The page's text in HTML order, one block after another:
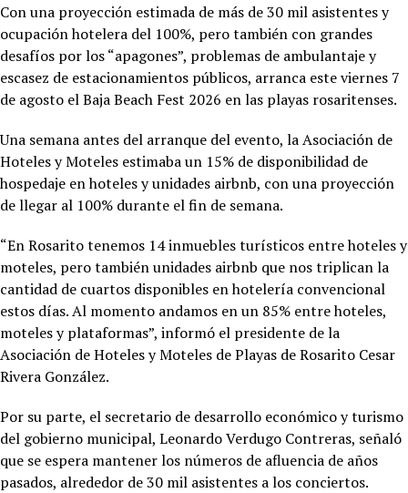
Con una proyección estimada de más de 30 mil asistentes y
ocupación hotelera del 100%, pero también con grandes
desafíos por los “apagones”, problemas de ambulantaje y
escasez de estacionamientos públicos, arranca este viernes 7
de agosto el Baja Beach Fest 2026 en las playas rosaritenses.
Una semana antes del arranque del evento, la Asociación de
Hoteles y Moteles estimaba un 15% de disponibilidad de
hospedaje en hoteles y unidades airbnb, con una proyección
de llegar al 100% durante el fin de semana.
“En Rosarito tenemos 14 inmuebles turísticos entre hoteles y
moteles, pero también unidades airbnb que nos triplican la
cantidad de cuartos disponibles en hotelería convencional
estos días. Al momento andamos en un 85% entre hoteles,
moteles y plataformas”, informó el presidente de la
Asociación de Hoteles y Moteles de Playas de Rosarito Cesar
Rivera González.
Por su parte, el secretario de desarrollo económico y turismo
del gobierno municipal, Leonardo Verdugo Contreras, señaló
que se espera mantener los números de afluencia de años
pasados, alrededor de 30 mil asistentes a los conciertos.